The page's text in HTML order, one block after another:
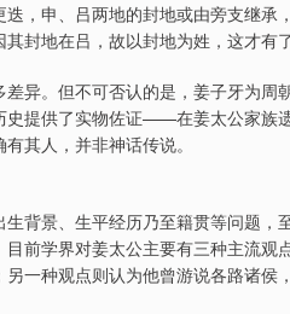
，申、吕两地的封地或由旁支继承
封地在吕，故以封地为姓，这才有
异。但不可否认的是，姜子牙为周
提供了实物佐证——在姜太公家族
其人，并非神话传说。
背景、生平经历乃至籍贯等问题，
前学界对姜太公主要有三种主流观
一种观点则认为他曾游说各路诸侯